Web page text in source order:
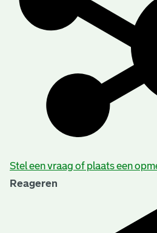
Stel een vraag of plaats een
Reageren